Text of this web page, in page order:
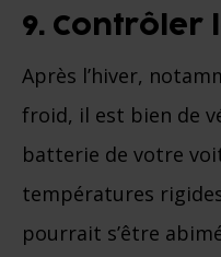
9. Contrôler
Après l’hiver,
froid, il est bien de
batterie de votre
températures
pourrait s’être